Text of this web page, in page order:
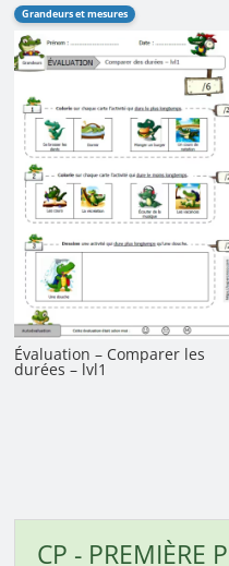
Grandeurs et mesures
Évaluation – Comparer les
durées – lvl1
CP - PREMIÈRE